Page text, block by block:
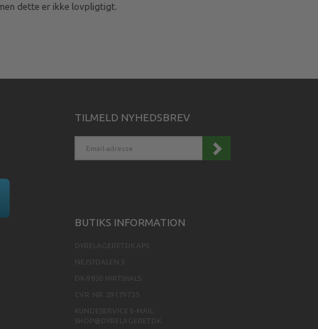
dette er ikke lovpligtigt.
TILMELD NYHEDSBREV
ADRESSE
BUTIKS INFORMATION
DYRELAGERET.DK APS
NEJSTDALEN 3
DK-9850 HIRTSHALS
CVR. NR. 29179735
KUNDESERVICE E-MAIL:
SHOP@DYRELAGERET.DK